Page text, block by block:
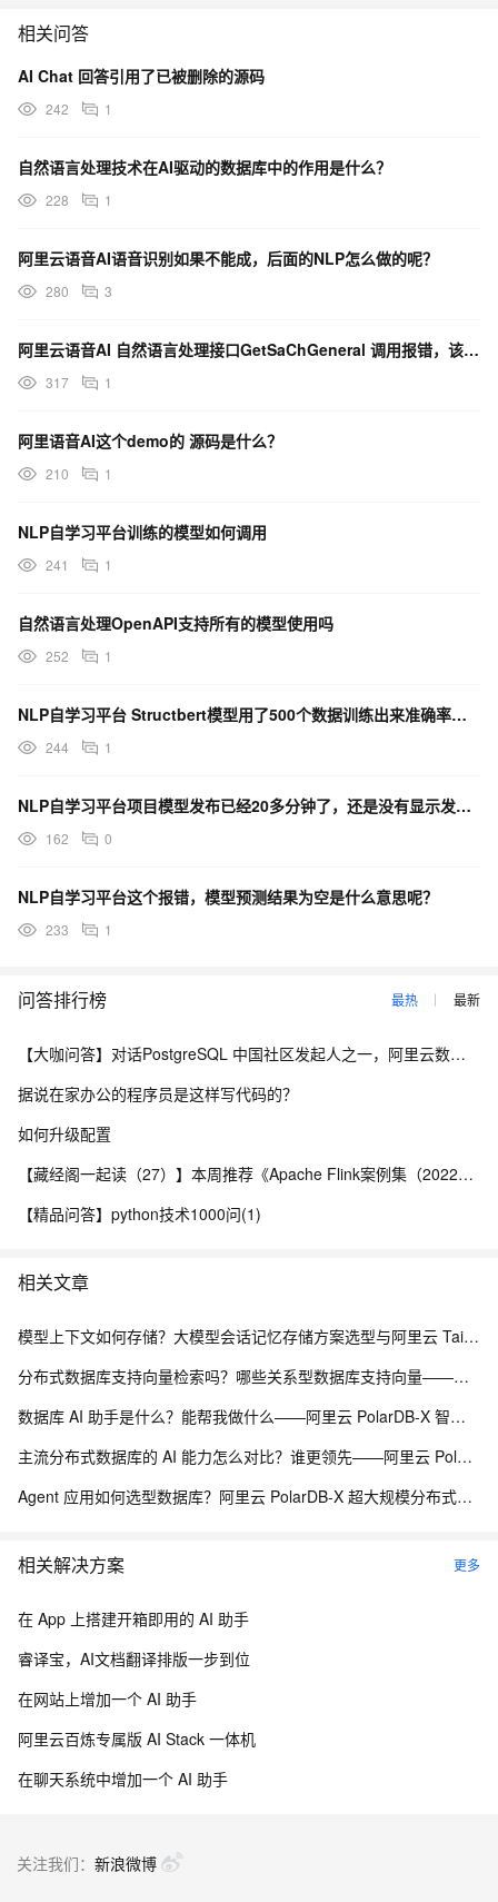
相关问答
AI Chat 回答引用了已被删除的源码
242 1
自然语言处理技术在AI驱动的数据库中的作用是什么？
228 1
阿里云语音AI语音识别如果不能成，后面的NLP怎么做的呢？
280 3
阿里云语音AI 自然语言处理接口GetSaChGeneral 调用报错，该如何解决？
317 1
阿里语音AI这个demo的 源码是什么？
210 1
NLP自学习平台训练的模型如何调用
241 1
自然语言处理OpenAPI支持所有的模型使用吗
252 1
NLP自学习平台 Structbert模型用了500个数据训练出来准确率等结果仍然为零是怎么回事呢？
244 1
NLP自学习平台项目模型发布已经20多分钟了，还是没有显示发布成功，请问这是正常的吗？
162 0
NLP自学习平台这个报错，模型预测结果为空是什么意思呢？
233 1
问答排行榜 最热 最新
【大咖问答】对话PostgreSQL 中国社区发起人之一，阿里云数据库高级专家 德哥
据说在家办公的程序员是这样写代码的？
如何升级配置
【藏经阁一起读（27）】本周推荐《Apache Flink案例集（2022版）》，你有哪些心得？
【精品问答】python技术1000问(1)
相关文章
模型上下文如何存储？大模型会话记忆存储方案选型与阿里云 Tair exhash 实践指南
分布式数据库支持向量检索吗？哪些关系型数据库支持向量——阿里云 PolarDB-X 海量分布式承载能力解析
数据库 AI 助手是什么？能帮我做什么——阿里云 PolarDB-X 智能诊断与自治运维能力解析
主流分布式数据库的 AI 能力怎么对比？谁更领先——阿里云 PolarDB-X 分布式 AI 承载能力解析
Agent 应用如何选型数据库？阿里云 PolarDB-X 超大规模分布式数据承载能力解析
相关解决方案 更多
在 App 上搭建开箱即用的 AI 助手
睿译宝，AI文档翻译排版一步到位
在网站上增加一个 AI 助手
阿里云百炼专属版 AI Stack 一体机
在聊天系统中增加一个 AI 助手
关注我们： 新浪微博